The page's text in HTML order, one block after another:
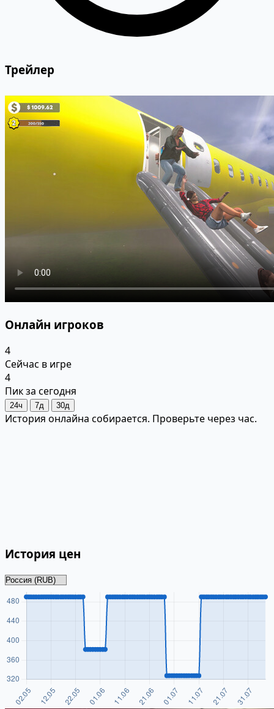
Трейлер
Онлайн игроков
4
Сейчас в игре
4
Пик за сегодня
24ч 7д 30д
История онлайна собирается. Проверьте через час.
История цен